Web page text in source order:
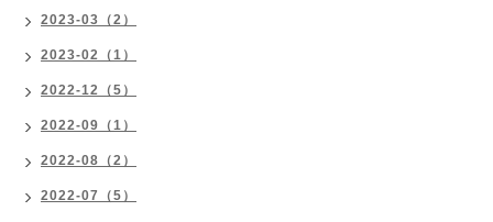
2023-03（2）
2023-02（1）
2022-12（5）
2022-09（1）
2022-08（2）
2022-07（5）